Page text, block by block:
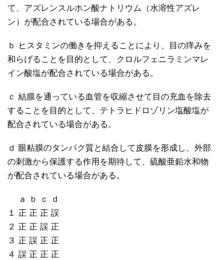
て、アズレンスルホン酸ナトリウム（水溶性アズレ
ン）が配合されている場合がある。
ｂ ヒスタミンの働きを抑えることにより、目の痒みを
和らげることを目的として、クロルフェニラミンマレ
イン酸塩が配合されている場合がある。
ｃ 結膜を通っている血管を収縮させて目の充血を除去
することを目的として、テトラヒドロゾリン塩酸塩が
配合されている場合がある。
ｄ 眼粘膜のタンパク質と結合して皮膜を形成し、外部
の刺激から保護する作用を期待して、硫酸亜鉛水和物
が配合されている場合がある。
ａ ｂ ｃ ｄ
１ 正 正 正 誤
２ 正 正 誤 正
３ 正 誤 正 正
４ 誤 正 正 正